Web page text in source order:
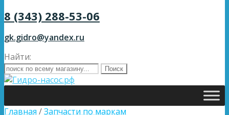
8 (343) 288-53-06
gk.gidro@yandex.ru
Найти:
Главная /Запчасти по маркам